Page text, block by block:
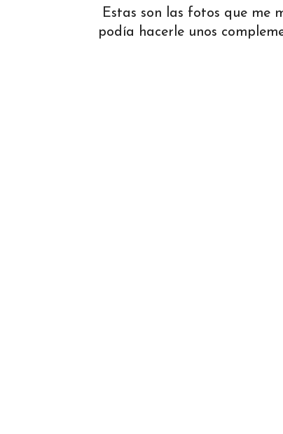
Estas son las fotos que me
podía hacerle unos